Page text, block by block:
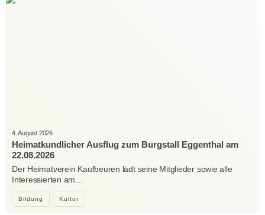
Bildung Kultur
4. August 2026
Heimatkundlicher Ausflug zum Burgstall Eggenthal am
22.08.2026
Der Heimatverein Kaufbeuren lädt seine Mitglieder sowie alle
Interessierten am…